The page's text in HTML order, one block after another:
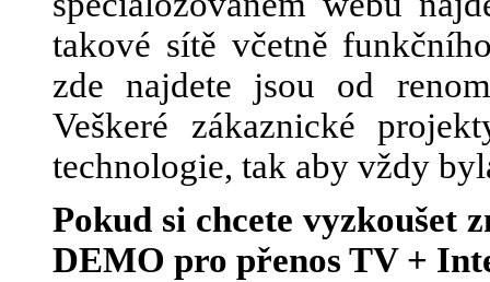
takové sítě včetně
zde najdete jsou od
Veškeré zákaznické
technologie, tak aby vždy
Pokud si chcete vyzkoušet
DEMO pro přenos TV +